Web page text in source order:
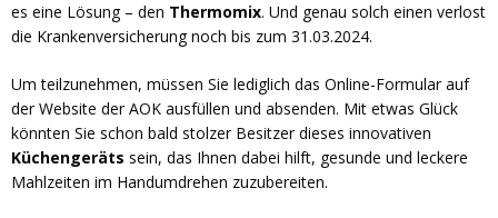
es eine Lösung – den Thermomix. Und genau solch einen verlost
die Krankenversicherung noch bis zum 31.03.2024.
Um teilzunehmen, müssen Sie lediglich das Online-Formular auf
der Website der AOK ausfüllen und absenden. Mit etwas Glück
könnten Sie schon bald stolzer Besitzer dieses innovativen
Küchengeräts sein, das Ihnen dabei hilft, gesunde und leckere
Mahlzeiten im Handumdrehen zuzubereiten.